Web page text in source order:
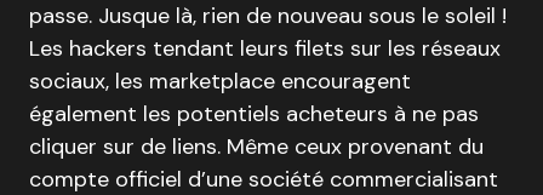
passe. Jusque là, rien de nouveau sous le soleil !
Les hackers tendant leurs filets sur les réseaux
sociaux, les marketplace encouragent
également les potentiels acheteurs à ne pas
cliquer sur de liens. Même ceux provenant du
compte officiel d’une société commercialisant